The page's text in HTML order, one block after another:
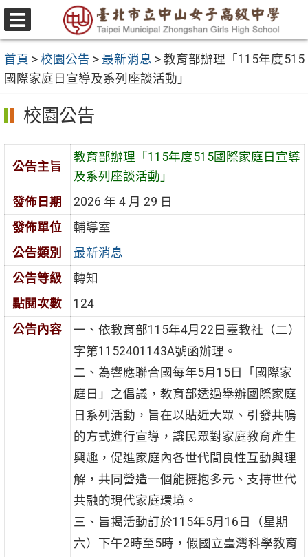
跳
至
要
內
容
區
選
單
首頁 > 校園公告 > 最新消息 > 教育部辦理「115年度515
國際家庭日宣導及系列座談活動」
校園公告
公告主旨
教育部辦理「115年度515國際家庭日宣導
及系列座談活動」
發佈日期
2026 年 4 月 29 日
發佈單位
輔導室
公告類別
最新消息
公告等級
轉知
點閱次數
124
公告內容
一、依教育部115年4月22日臺教社（二）
字第1152401143A號函辦理。
二、為響應聯合國每年5月15日「國際家
庭日」之倡議，教育部透過舉辦國際家庭
日系列活動，旨在以貼近大眾、引發共鳴
的方式進行宣導，讓民眾對家庭教育產生
興趣，促進家庭內各世代間良性互動與理
解，共同營造一個能擁抱多元、支持世代
共融的現代家庭環境。
三、旨揭活動訂於115年5月16日（星期
六）下午2時至5時，假國立臺灣科學教育